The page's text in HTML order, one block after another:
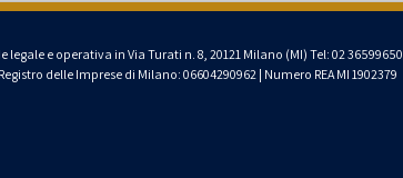
legalee operativa in Via Turati n. 8, 20121 Milano (MI) Tel: 02 36599650
delle Imprese di Milano: 06604290962 | Numero REA MI 1902379